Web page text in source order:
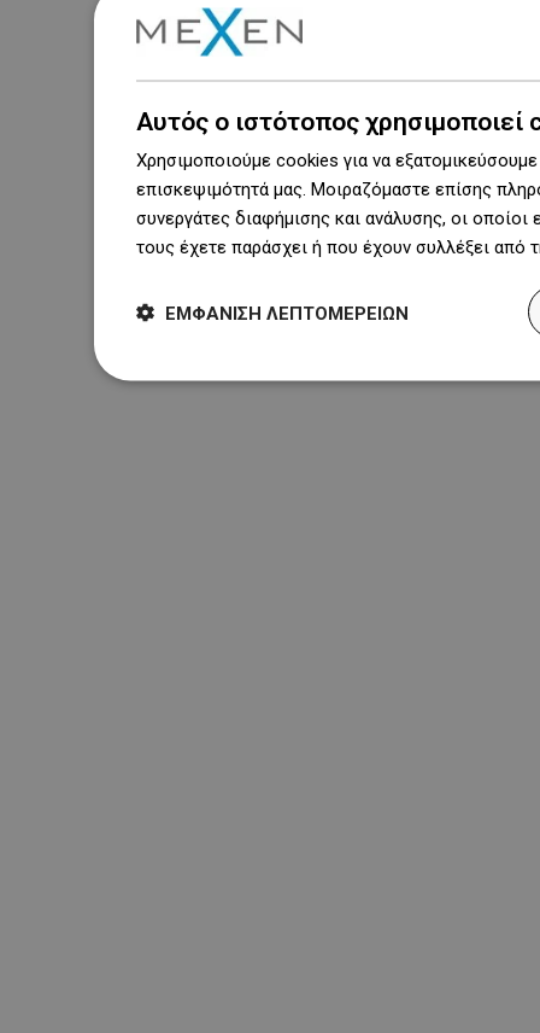
Αυτός ο ιστότοπος χρησιμοποιεί
Χρησιμοποιούμε cookies για να
επισκεψιμότητά μας. Μοιραζόμαστε επίσης
συνεργάτες διαφήμισης και ανάλυσης, οι
τους έχετε παράσχει ή που έχουν συλλέξει
ΕΜΦΆΝΙΣΗ ΛΕΠΤΟΜΕΡΕΙΏΝ